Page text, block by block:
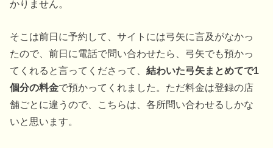
かりません。
そこは前日に予約して、サイトには弓矢に言及がなかっ
たので、前日に電話で問い合わせたら、弓矢でも預かっ
てくれると言ってくださって、結わいた弓矢まとめてで1
個分の料金で預かってくれました。ただ料金は登録の店
舗ごとに違うので、こちらは、各所問い合わせるしかな
いと思います。